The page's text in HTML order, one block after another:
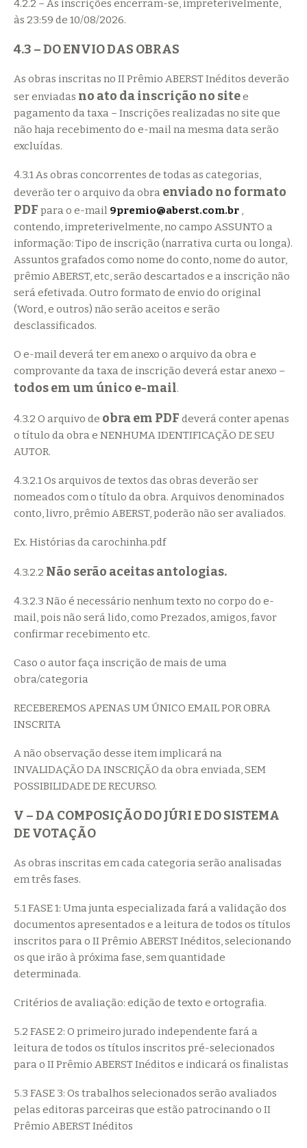
4.2.2 – As inscrições encerram-se, impreterivelmente,
às 23:59 de 10/08/2026.
4.3 – DO ENVIO DAS OBRAS
As obras inscritas no II Prêmio ABERST Inéditos deverão
ser enviadas no ato da inscrição no sitee
pagamento da taxa – Inscrições realizadas no site que
não haja recebimento do e-mail na mesma data serão
excluídas.
4.3.1 As obras concorrentes de todas as categorias,
deverão ter o arquivo da obra enviado no formato
PDF para o e-mail 9premio@aberst.com.br ,
contendo, impreterivelmente, no campo ASSUNTO a
informação: Tipo de inscrição (narrativa curta ou longa).
Assuntos grafados como nome do conto, nome do autor,
prêmio ABERST, etc, serão descartados e a inscrição não
será efetivada. Outro formato de envio do original
(Word, e outros) não serão aceitos e serão
desclassificados.
O e-mail deverá ter em anexo o arquivo da obra e
comprovante da taxa de inscrição deverá estar anexo –
todos em um único e-mail.
4.3.2 O arquivo de obra em PDF deverá conter apenas
o título da obra e NENHUMA IDENTIFICAÇÃO DE SEU
AUTOR.
4.3.2.1 Os arquivos de textos das obras deverão ser
nomeados com o título da obra. Arquivos denominados
conto, livro, prêmio ABERST, poderão não ser avaliados.
Ex. Histórias da carochinha.pdf
4.3.2.2 Não serão aceitas antologias.
4.3.2.3 Não é necessário nenhum texto no corpo do e-
mail, pois não será lido, como Prezados, amigos, favor
confirmar recebimento etc.
Caso o autor faça inscrição de mais de uma
obra/categoria
RECEBEREMOS APENAS UM ÚNICO EMAIL POR OBRA
INSCRITA
A não observação desse item implicará na
INVALIDAÇÃO DA INSCRIÇÃO da obra enviada, SEM
POSSIBILIDADE DE RECURSO.
V – DA COMPOSIÇÃO DO JÚRI E DO SISTEMA
DE VOTAÇÃO
As obras inscritas em cada categoria serão analisadas
em três fases.
5.1 FASE 1: Uma junta especializada fará a validação dos
documentos apresentados e a leitura de todos os títulos
inscritos para o II Prêmio ABERST Inéditos, selecionando
os que irão à próxima fase, sem quantidade
determinada.
Critérios de avaliação: edição de texto e ortografia.
5.2 FASE 2: O primeiro jurado independente fará a
leitura de todos os títulos inscritos pré-selecionados
para o II Prêmio ABERST Inéditos e indicará os finalistas
5.3 FASE 3: Os trabalhos selecionados serão avaliados
pelas editoras parceiras que estão patrocinando o II
Prêmio ABERST Inéditos